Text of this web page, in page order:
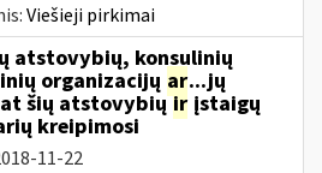
Viešieji pirkimai
atstovybių, konsulinių
organizacijų ar...jų
šių atstovybiųir įstaigų
kreipimosi
11-22